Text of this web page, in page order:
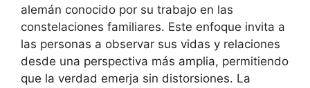
alemán conocido por su trabajo en las
constelaciones familiares. Este enfoque invita a
las personas a observar sus vidas y relaciones
desde una perspectiva más amplia, permitiendo
que la verdad emerja sin distorsiones. La